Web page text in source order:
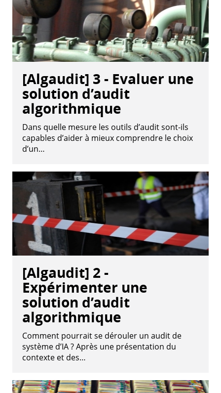
[Algaudit] 3 - Evaluer une
solution d’audit
algorithmique
Dans quelle mesure les outils d’audit sont-ils
capables d’aider à mieux comprendre le choix
d’un…
[Algaudit] 2 -
Expérimenter une
solution d’audit
algorithmique
Comment pourrait se dérouler un audit de
système d’IA ? Après une présentation du
contexte et des…